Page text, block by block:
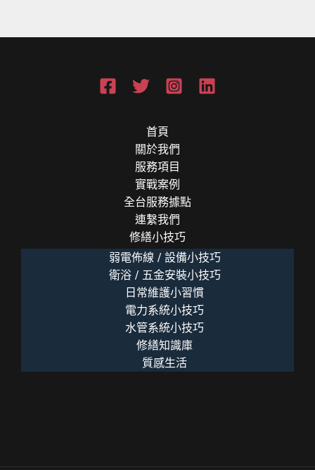
首頁
關於我們
服務項目
實戰案例
全台服務據點
連繫我們
修繕小技巧
弱電佈線 / 設備小技巧
衛浴 / 五金安裝小技巧
日常維護小習慣
電力系統小技巧
水管系統小技巧
修繕知識庫
質感生活